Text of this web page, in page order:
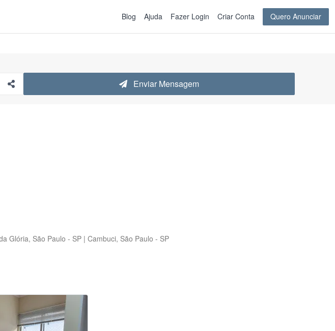
Blog Ajuda Fazer Login Criar Conta Quero Anunciar
Enviar Mensagem
Glória, São Paulo - SP | Cambuci, São Paulo - SP